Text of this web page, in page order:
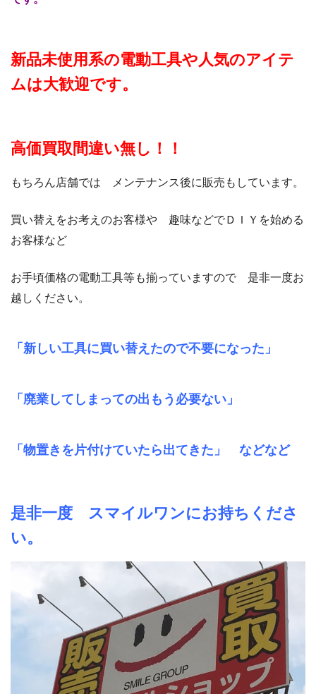
新品未使用系の電動工具や人気のアイテ
ムは大歓迎です。
高価買取間違い無し！！
もちろん店舗では メンテナンス後に販売もしています。
買い替えをお考えのお客様や 趣味などでＤＩＹを始める
お客様など
お手頃価格の電動工具等も揃っていますので 是非一度お
越しください。
「新しい工具に買い替えたので不要になった」
「廃業してしまっての出もう必要ない」
「物置きを片付けていたら出てきた」 などなど
是非一度 スマイルワンにお持ちくださ
い。